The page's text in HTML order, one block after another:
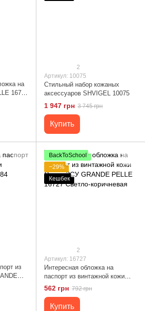
на
16795
2
Артикул: 10075
Стильный набор кожаных
аксессуаров SHVIGEL 10075
1 947 грн 3 745 грн
Купить
из
BackToSchool
−29%
Кешбек
2
Артикул: 16727
Интересная обложка на
паспорт из винтажной кожи
Слава ЗСУ GRANDE PELLE
16727 Светло-коричневая
562 грн 792 грн
Купить